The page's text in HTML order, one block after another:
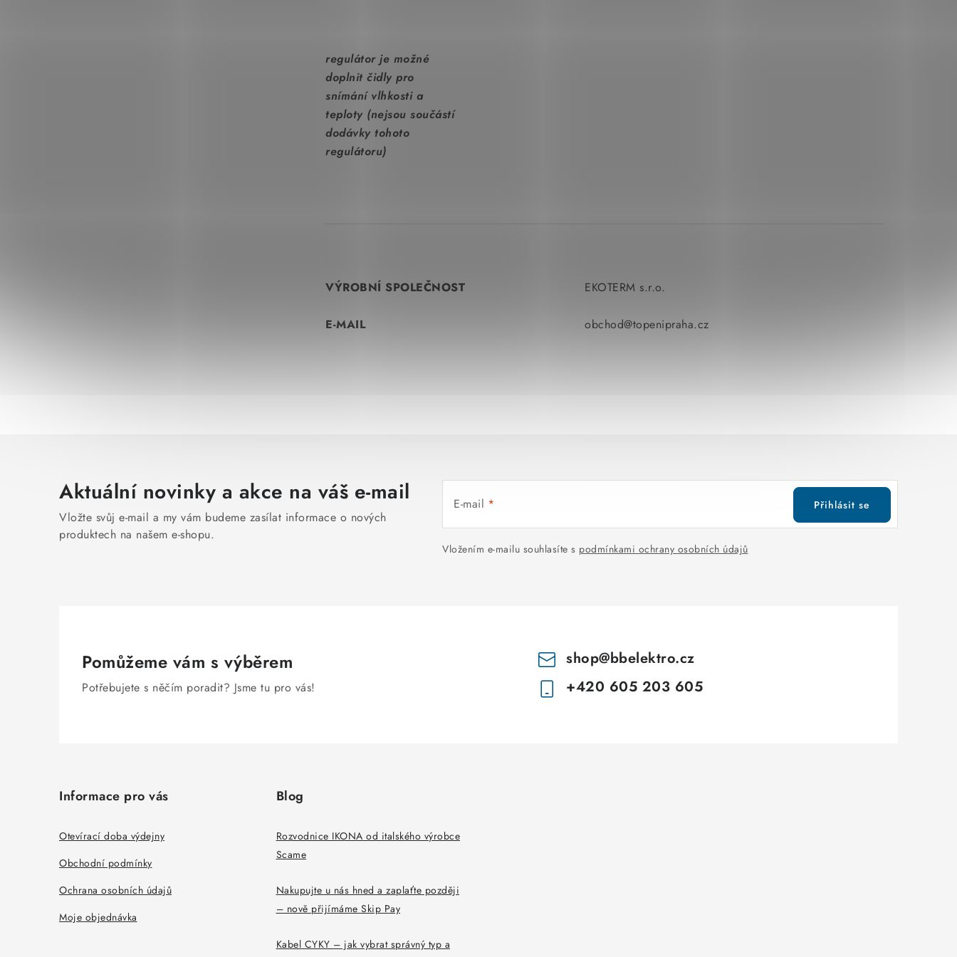
regulátor je možné
doplnit čidly pro
snímání vlhkosti a
teploty (nejsou součástí
dodávky tohoto
regulátoru)
VÝROBNÍ SPOLEČNOST EKOTERM s.r.o.
E-MAIL obchod@topenipraha.cz
Aktuální novinky a akce na váš e-mail
Vložte svůj e-mail a my vám budeme zasílat informace o nových
produktech na našem e-shopu.
E-mail
Vložením e-mailu souhlasíte s podmínkami ochrany osobních údajů
Přihlásit se
Pomůžeme vám s výběrem
Potřebujete s něčím poradit? Jsme tu pro vás!
shop@bbelektro.cz
+420 605 203 605
Informace pro vás
Otevírací doba výdejny
Obchodní podmínky
Ochrana osobních údajů
Moje objednávka
Blog
Rozvodnice IKONA od italského výrobce
Scame
Nakupujte u nás hned a zaplaťte později
– nově přijímáme Skip Pay
Kabel CYKY – jak vybrat správný typ a